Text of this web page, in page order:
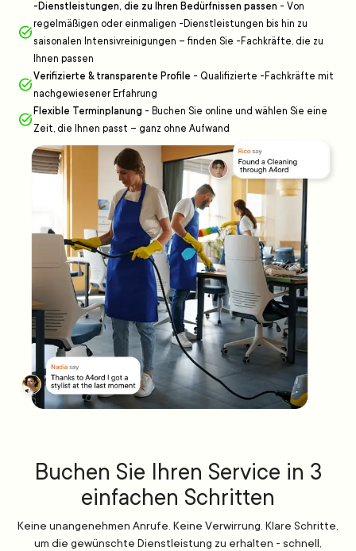
-Dienstleistungen, die zu Ihren Bedürfnissen passen - Von
regelmäßigen oder einmaligen -Dienstleistungen bis hin zu
saisonalen Intensivreinigungen – finden Sie -Fachkräfte, die zu
Ihnen passen
Verifizierte & transparente Profile - Qualifizierte -Fachkräfte mit
nachgewiesener Erfahrung
Flexible Terminplanung - Buchen Sie online und wählen Sie eine
Zeit, die Ihnen passt – ganz ohne Aufwand
Buchen Sie Ihren Service in 3
einfachen Schritten
Keine unangenehmen Anrufe. Keine Verwirrung. Klare Schritte,
um die gewünschte Dienstleistung zu erhalten - schnell,